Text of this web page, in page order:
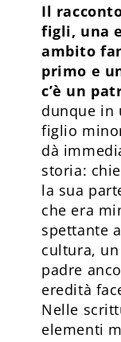
Il
figli, una
ambito
primo e
c’è un
dunque in
figlio
dà
storia:
la sua
che era
spettante
cultura,
padre
eredità
Nelle
elementi